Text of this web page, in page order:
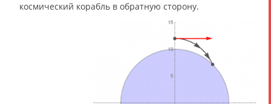
космический корабль в обратную сторону.